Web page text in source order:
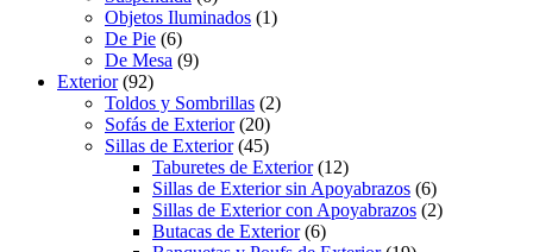
Objetos Iluminados (1)
De Pie (6)
De Mesa (9)
Exterior(92)
Toldos y Sombrillas (2)
Sofás de Exterior(20)
Sillas de Exterior(45)
Taburetes de Exterior(12)
Sillas de Exterior sin Apoyabrazos (6)
Sillas de Exterior con Apoyabrazos (2)
Butacas de Exterior(6)